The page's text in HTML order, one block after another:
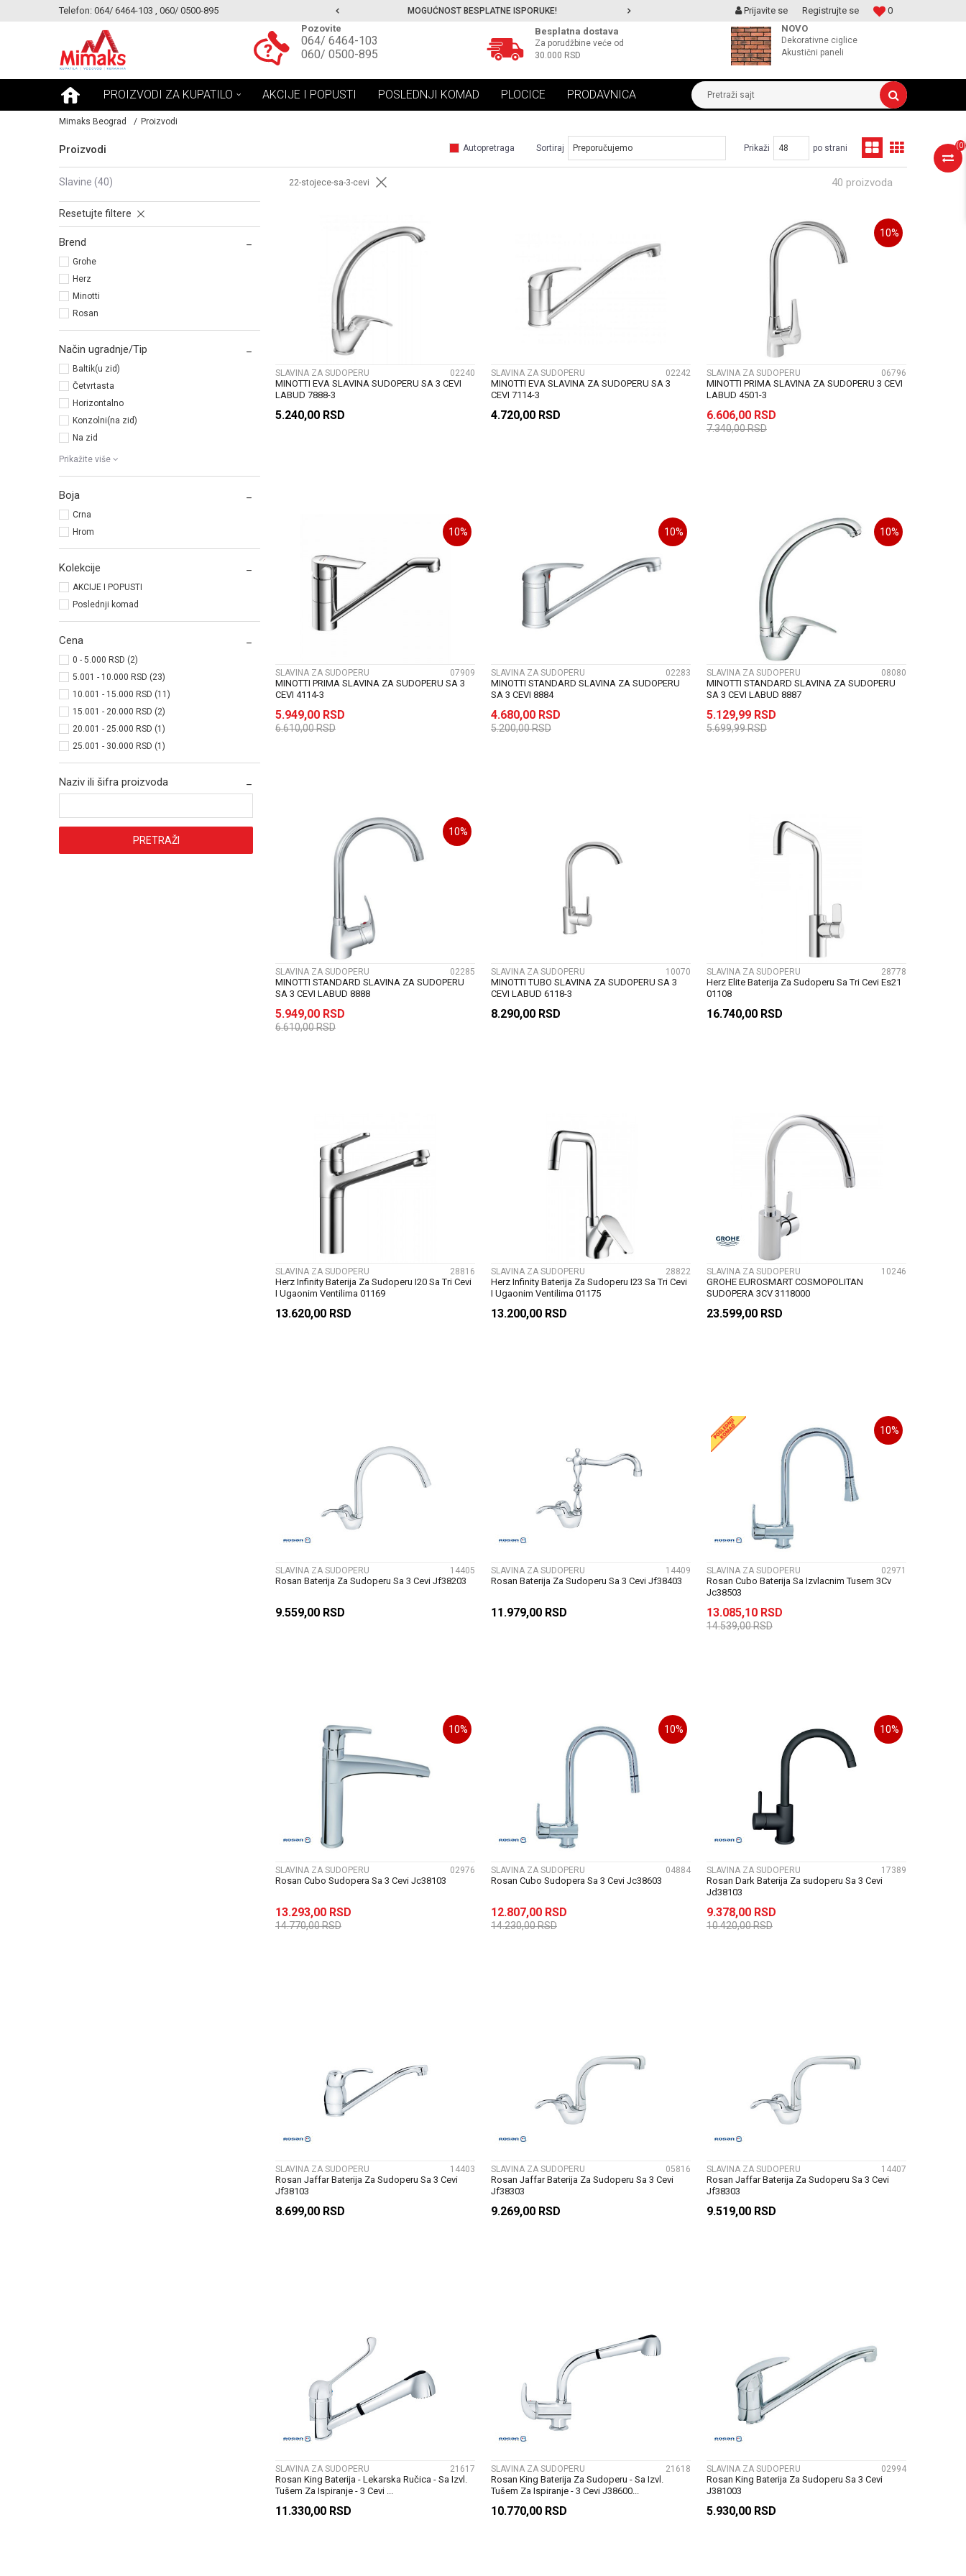
Telefon: 064/ 6464-103 , 060/ 0500-895
MOGUCNOST MONTAŽE PROIZVODA MOGUĆNOST BESPLATNE ISPORUKE! MOGUCNOST MONTAŽE PROIZVODA 0
Prijavite se
Registrujte se
Pozovite
064/ 6464-103
060/ 0500-895
Besplatna dostava
Za porudžbine veće od
30.000 RSD
NOVO
Dekorativne ciglice
Akustični paneli
PROIZVODI ZA KUPATILO AKCIJE I POPUSTI POSLEDNJI KOMAD PLOCICE PRODAVNICA Pretraži sajt
(0)
Mimaks Beograd Proizvodi
Proizvodi Autopretraga Sortiraj Prikaži po strani
slavine (40)
Resetujte filtere
Brend
Grohe
Herz
Minotti
Rosan
Način ugradnje/Tip
Baltik(u zid)
Četvrtasta
Horizontalno
Konzolni(na zid)
Na zid
Prikažite više
Boja
Crna
Hrom
Kolekcije
AKCIJE I POPUSTI
Poslednji komad
Cena
0 - 5.000 RSD (2)
5.001 - 10.000 RSD (23)
10.001 - 15.000 RSD (11)
15.001 - 20.000 RSD (2)
20.001 - 25.000 RSD (1)
25.001 - 30.000 RSD (1)
Naziv ili šifra proizvoda
PRETRAŽI
22-stojece-sa-3-cevi 40 proizvoda
SLAVINA ZA SUDOPERU 02240
MINOTTI EVA SLAVINA SUDOPERU SA 3 CEVI
LABUD 7888-3
5.240,00 RSD
UPOREDI
SLAVINA ZA SUDOPERU 02242
MINOTTI EVA SLAVINA ZA SUDOPERU SA 3
CEVI 7114-3
4.720,00 RSD
10%
SLAVINA ZA SUDOPERU 06796
MINOTTI PRIMA SLAVINA ZA SUDOPERU 3 CEVI
LABUD 4501-3
6.606,00 RSD
7.340,00RSD
UPOREDI
10%
SLAVINA ZA SUDOPERU 07909
MINOTTI PRIMA SLAVINA ZA SUDOPERU SA 3
CEVI 4114-3
5.949,00 RSD
6.610,00RSD
UPOREDI
10%
SLAVINA ZA SUDOPERU 02283
MINOTTI STANDARD SLAVINA ZA SUDOPERU
SA 3 CEVI 8884
4.680,00 RSD
5.200,00RSD
10%
SLAVINA ZA SUDOPERU 08080
MINOTTI STANDARD SLAVINA ZA SUDOPERU
SA 3 CEVI LABUD 8887
5.129,99 RSD
5.699,99RSD
10%
SLAVINA ZA SUDOPERU 02285
MINOTTI STANDARD SLAVINA ZA SUDOPERU
SA 3 CEVI LABUD 8888
5.949,00 RSD
6.610,00RSD
SLAVINA ZA SUDOPERU 10070
MINOTTI TUBO SLAVINA ZA SUDOPERU SA 3
CEVI LABUD 6118-3
8.290,00 RSD
SLAVINA ZA SUDOPERU 28778
Herz Elite Baterija Za Sudoperu Sa Tri Cevi Es21
01108
16.740,00 RSD
SLAVINA ZA SUDOPERU 28816
Herz Infinity Baterija Za Sudoperu I20 Sa Tri Cevi
I Ugaonim Ventilima 01169
13.620,00 RSD
SLAVINA ZA SUDOPERU 28822
Herz Infinity Baterija Za Sudoperu I23 Sa Tri Cevi
I Ugaonim Ventilima 01175
13.200,00 RSD
SLAVINA ZA SUDOPERU 10246
GROHE EUROSMART COSMOPOLITAN
SUDOPERA 3CV 3118000
23.599,00 RSD
SLAVINA ZA SUDOPERU 14405
Rosan Baterija Za Sudoperu Sa 3 Cevi Jf38203
9.559,00 RSD
UPOREDI
SLAVINA ZA SUDOPERU 14409
Rosan Baterija Za Sudoperu Sa 3 Cevi Jf38403
11.979,00 RSD
10%
SLAVINA ZA SUDOPERU 02971
Rosan Cubo Baterija Sa Izvlacnim Tusem 3Cv
Jc38503
13.085,10 RSD
14.539,00RSD
10%
SLAVINA ZA SUDOPERU 02976
Rosan Cubo Sudopera Sa 3 Cevi Jc38103
13.293,00 RSD
14.770,00RSD
10%
SLAVINA ZA SUDOPERU 04884
Rosan Cubo Sudopera Sa 3 Cevi Jc38603
12.807,00 RSD
14.230,00RSD
10%
SLAVINA ZA SUDOPERU 17389
Rosan Dark Baterija Za sudoperu Sa 3 Cevi
Jd38103
9.378,00 RSD
10.420,00RSD
UPOREDI
SLAVINA ZA SUDOPERU 14403
Rosan Jaffar Baterija Za Sudoperu Sa 3 Cevi
Jf38103
8.699,00 RSD
UPOREDI
SLAVINA ZA SUDOPERU 05816
Rosan Jaffar Baterija Za Sudoperu Sa 3 Cevi
Jf38303
9.269,00 RSD
UPOREDI
SLAVINA ZA SUDOPERU 14407
Rosan Jaffar Baterija Za Sudoperu Sa 3 Cevi
Jf38303
9.519,00 RSD
UPOREDI
SLAVINA ZA SUDOPERU 21617
Rosan King Baterija - Lekarska Ručica - Sa Izvl.
Tušem Za Ispiranje - 3 Cevi ...
11.330,00 RSD
SLAVINA ZA SUDOPERU 21618
Rosan King Baterija Za Sudoperu - Sa Izvl.
Tušem Za Ispiranje - 3 Cevi J38600...
10.770,00 RSD
UPOREDI
SLAVINA ZA SUDOPERU 02994
Rosan King Baterija Za Sudoperu Sa 3 Cevi
J381003
5.930,00 RSD